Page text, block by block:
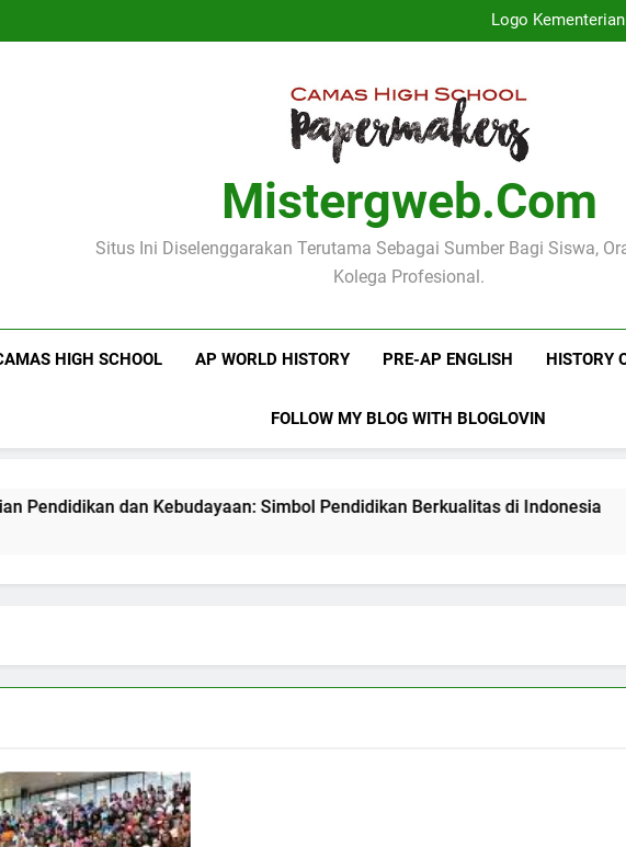
Logo
Mengenal Poster
Logo
Mengenal Poster
Mengenang Pidato
Mistergweb.com
Situs Ini Diselenggarakan Terutama Sebagai Sumber Bagi Siswa,
Kolega Profesional.
HIGH SCHOOL AP WORLD HISTORY PRE-AP ENGLISH HISTORY
FOLLOW MY BLOG WITH BLOGLOVIN
dan Kebudayaan: Simbol Pendidikan Berkualitas di Indonesia